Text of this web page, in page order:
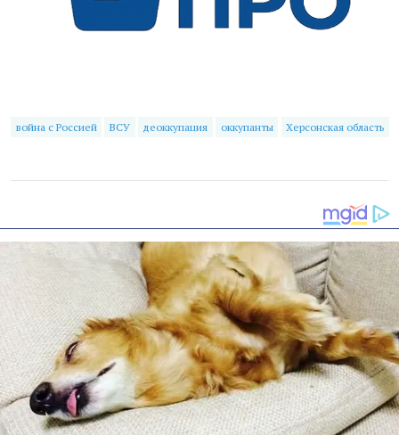
война с Россией ВСУ деоккупация оккупанты Херсонская область